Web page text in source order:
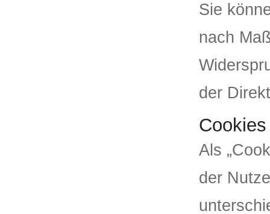
Sie
nach
der
Als
der